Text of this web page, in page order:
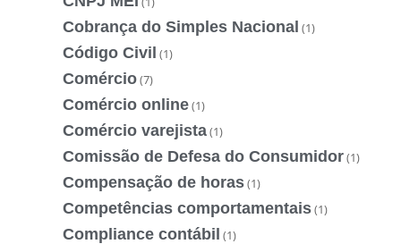
Cobrança do Simples Nacional (1)
Código Civil (1)
Comércio(7)
Comércio online(1)
Comércio varejista(1)
Comissão de Defesa do Consumidor(1)
Compensação de horas(1)
Competências comportamentais(1)
Compliance contábil (1)